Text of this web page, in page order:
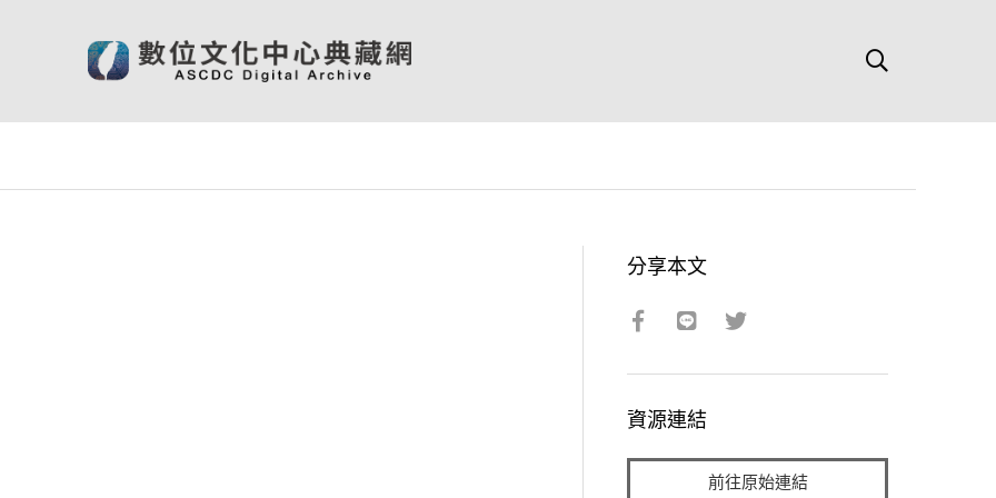
分享本文
資源連結
前往原始連結